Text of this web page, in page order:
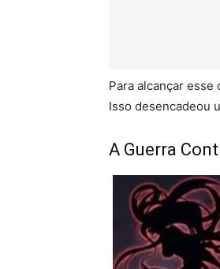
Para alcançar
Isso desencadeou
A Guerra